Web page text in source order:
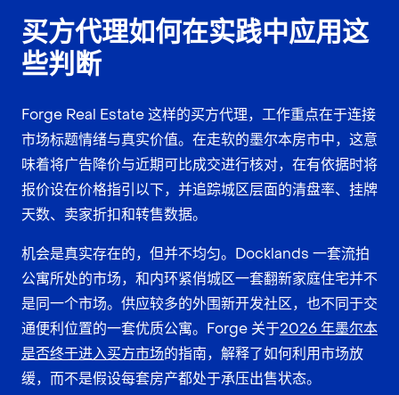
买方代理如何在实践中应用这
些判断
Forge Real Estate 这样的买方代理，工作重点在于连接
市场标题情绪与真实价值。在走软的墨尔本房市中，这意
味着将广告降价与近期可比成交进行核对，在有依据时将
报价设在价格指引以下，并追踪城区层面的清盘率、挂牌
天数、卖家折扣和转售数据。
机会是真实存在的，但并不均匀。Docklands 一套流拍
公寓所处的市场，和内环紧俏城区一套翻新家庭住宅并不
是同一个市场。供应较多的外围新开发社区，也不同于交
通便利位置的一套优质公寓。Forge 关于2026 年墨尔本
是否终于进入买方市场的指南，解释了如何利用市场放
缓，而不是假设每套房产都处于承压出售状态。